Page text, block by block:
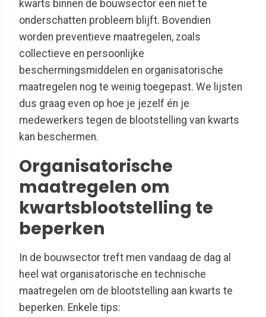
kwarts binnen de bouwsector een niet te
onderschatten probleem blijft. Bovendien
worden preventieve maatregelen, zoals
collectieve en persoonlijke
beschermingsmiddelen en organisatorische
maatregelen nog te weinig toegepast. We lijsten
dus graag even op hoe je jezelf én je
medewerkers tegen de blootstelling van kwarts
kan beschermen.
Organisatorische
maatregelen om
kwartsblootstelling te
beperken
In de bouwsector treft men vandaag de dag al
heel wat organisatorische en technische
maatregelen om de blootstelling aan kwarts te
beperken. Enkele tips: